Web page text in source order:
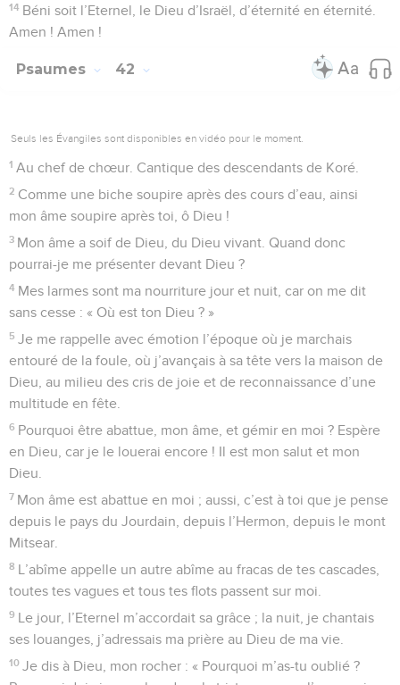
14 Béni soit l’Eternel, le Dieu d’Israël, d’éternité en éternité.
Amen ! Amen !
Psaumes 42
Seuls les Évangiles sont disponibles en vidéo pour le moment.
1 Au chef de chœur. Cantique des descendants de Koré.
2 Comme une biche soupire après des cours d’eau, ainsi
mon âme soupire après toi, ô Dieu !
3 Mon âme a soif de Dieu, du Dieu vivant. Quand donc
pourrai-je me présenter devant Dieu ?
4 Mes larmes sont ma nourriture jour et nuit, car on me dit
sans cesse : « Où est ton Dieu ? »
5 Je me rappelle avec émotion l’époque où je marchais
entouré de la foule, où j’avançais à sa tête vers la maison de
Dieu, au milieu des cris de joie et de reconnaissance d’une
multitude en fête.
6 Pourquoi être abattue, mon âme, et gémir en moi ? Espère
en Dieu, car je le louerai encore ! Il est mon salut et mon
Dieu.
7 Mon âme est abattue en moi ; aussi, c’est à toi que je pense
depuis le pays du Jourdain, depuis l’Hermon, depuis le mont
Mitsear.
8 L’abîme appelle un autre abîme au fracas de tes cascades,
toutes tes vagues et tous tes flots passent sur moi.
9 Le jour, l’Eternel m’accordait sa grâce ; la nuit, je chantais
ses louanges, j’adressais ma prière au Dieu de ma vie.
10 Je dis à Dieu, mon rocher : « Pourquoi m’as-tu oublié ?